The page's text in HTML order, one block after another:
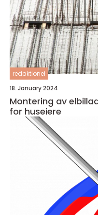
redaktionel
18. January 2024
Montering av
for huseiere